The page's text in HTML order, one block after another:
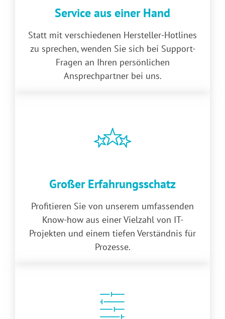
Service aus einer Hand
Statt mit verschiedenen Hersteller-Hotlines
zu sprechen, wenden Sie sich bei Support-
Fragen an Ihren persönlichen
Ansprechpartner bei uns.
Großer Erfahrungsschatz
Profitieren Sie von unserem umfassenden
Know-how aus einer Vielzahl von IT-
Projekten und einem tiefen Verständnis für
Prozesse.